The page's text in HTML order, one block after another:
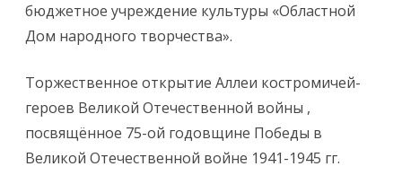
бюджетное учреждение культуры «Областной
Дом народного творчества».
Торжественное открытие Аллеи костромичей-
героев Великой Отечественной войны ,
посвящённое 75-ой годовщине Победы в
Великой Отечественной войне 1941-1945 гг.